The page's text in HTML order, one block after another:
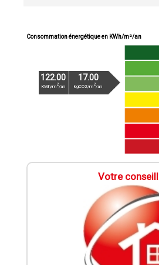
Consommation énergétique en KWh/m²/an
122.00
KWh/m2/an
17.00
kgCO2/m2/an
Votre